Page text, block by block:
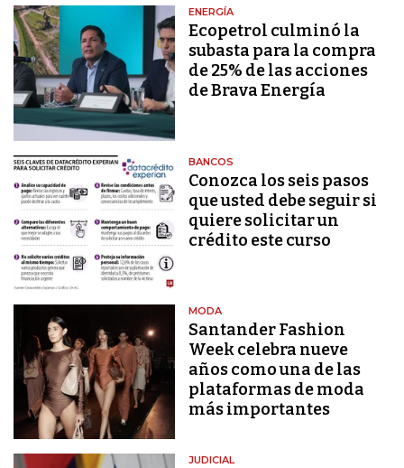
ENERGÍA
Ecopetrol culminó la
subasta para la compra
de 25% de las acciones
de Brava Energía
BANCOS
Conozca los seis pasos
que usted debe seguir si
quiere solicitar un
crédito este curso
MODA
Santander Fashion
Week celebra nueve
años como una de las
plataformas de moda
más importantes
JUDICIAL